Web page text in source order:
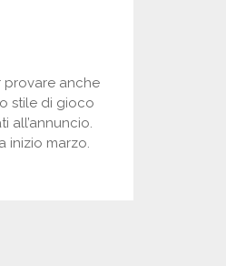
provare anche
stile di gioco
all’annuncio.
inizio marzo.